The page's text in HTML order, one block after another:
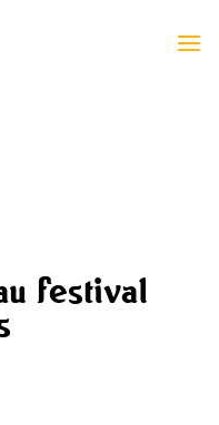
festival